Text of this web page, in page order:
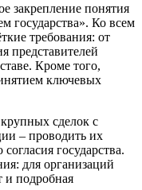
закрепление понятия
государства». Ко всем
требования: от
представителей
Кроме того,
ключевых
сделок с
– проводить их
государства.
для организаций
и подробная